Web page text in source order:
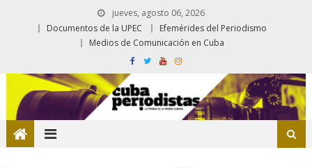
jueves, agosto 06, 2026
Documentos de la UPEC
Efemérides del Periodismo
Medios de Comunicación en Cuba